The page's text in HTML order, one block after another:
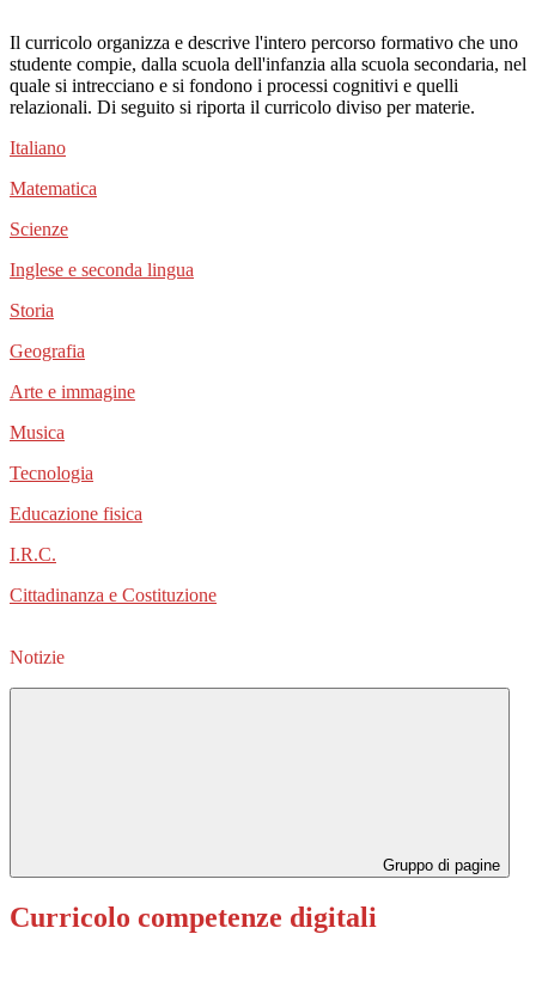
Il curricolo organizza e descrive l'intero percorso formativo che uno
studente compie, dalla scuola dell'infanzia alla scuola secondaria, nel
quale si intrecciano e si fondono i processi cognitivi e quelli
relazionali. Di seguito si riporta il curricolo diviso per materie.
Italiano
Matematica
Scienze
Inglese e seconda lingua
Storia
Geografia
Arte e immagine
Musica
Tecnologia
Educazione fisica
I.R.C.
Cittadinanza e Costituzione
Notizie
Gruppo di pagine
Curricolo competenze digitali